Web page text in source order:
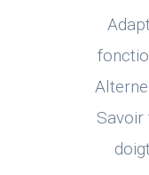
Savoir